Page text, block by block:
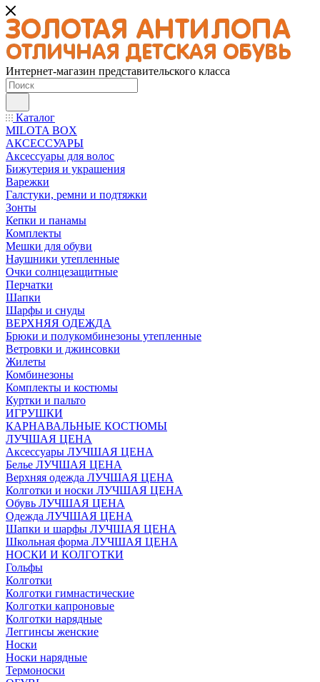
Интернет-магазин представительского класса
Каталог
MILOTA BOX
АКСЕССУАРЫ
Аксессуары для волос
Бижутерия и украшения
Варежки
Галстуки, ремни и подтяжки
Зонты
Кепки и панамы
Комплекты
Мешки для обуви
Наушники утепленные
Очки солнцезащитные
Перчатки
Шапки
Шарфы и снуды
ВЕРХНЯЯ ОДЕЖДА
Брюки и полукомбинезоны утепленные
Ветровки и джинсовки
Жилеты
Комбинезоны
Комплекты и костюмы
Куртки и пальто
ИГРУШКИ
КАРНАВАЛЬНЫЕ КОСТЮМЫ
ЛУЧШАЯ ЦЕНА
Аксессуары ЛУЧШАЯ ЦЕНА
Белье ЛУЧШАЯ ЦЕНА
Верхняя одежда ЛУЧШАЯ ЦЕНА
Колготки и носки ЛУЧШАЯ ЦЕНА
Обувь ЛУЧШАЯ ЦЕНА
Одежда ЛУЧШАЯ ЦЕНА
Шапки и шарфы ЛУЧШАЯ ЦЕНА
Школьная форма ЛУЧШАЯ ЦЕНА
НОСКИ И КОЛГОТКИ
Гольфы
Колготки
Колготки гимнастические
Колготки капроновые
Колготки нарядные
Леггинсы женские
Носки
Носки нарядные
Термоноски